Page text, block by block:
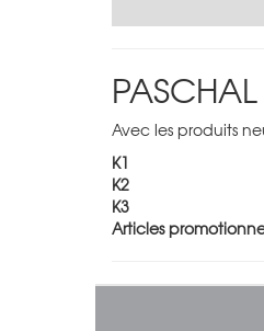
Avec les produits
K1
K2
K3
Articles